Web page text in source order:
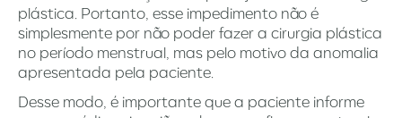
plástica. Portanto, esse impedimento não é
simplesmente por não poder fazer a cirurgia plástica
no período menstrual, mas pelo motivo da anomalia
apresentada pela paciente.
Desse modo, é importante que a paciente informe